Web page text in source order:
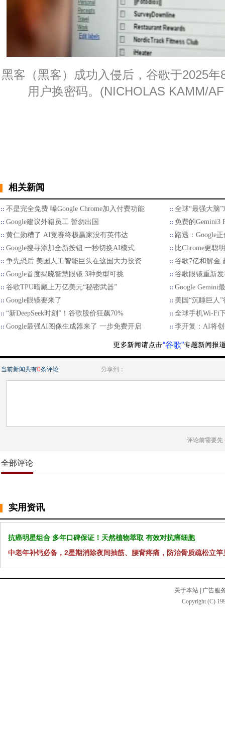
黑客（黑客）成功入侵后，谷歌于2025年
用户换密码。(NICHOLAS KAMM/
相关新闻
不是完全免费 曝Google Chrome加入付费功能
全球“最强大脑
Google建议外籍员工 暂勿出国
免费的Gemini3
黄仁勋糟了 AI竞赛终极赢家没有英伟达
路透：Google
Google搜寻添加全新按钮 一秒切换AI模式
比Chrome更聪
争先恐后 美国人工智能巨头在这国大力投资
谷歌7亿和解金
Google首度揭晓智慧眼镜 3种类型可挑
谷歌眼镜重新
谷歌TPU暗藏上万亿美元“秘密武器”
Google Gemini
Google眼镜要来了
美国“沉睡巨人
“新DeepSeek时刻”！谷歌股价狂飙70%
全球手机Wi-Fi
Google最强AI图像生成器来了 一步免费开启
李开复：AI将
“谷歌”
当前新闻共有0条评论 分享到：
评论前需要先
全部评论
实用资讯
抗癌明星组合 多年口碑保证！天然植物萃取 有效对抗癌细胞
中老年补钙必备，2星期消除夜间抽筋、腰背疼痛，防治骨质疏松立竿
关于本站
广告服
Copyright (C)